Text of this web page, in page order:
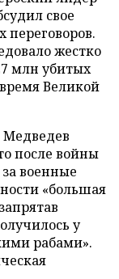
свое
переговоров.
жестко
млн убитых
Великой
Медведев
после войны
военные
«большая
у
рабами».